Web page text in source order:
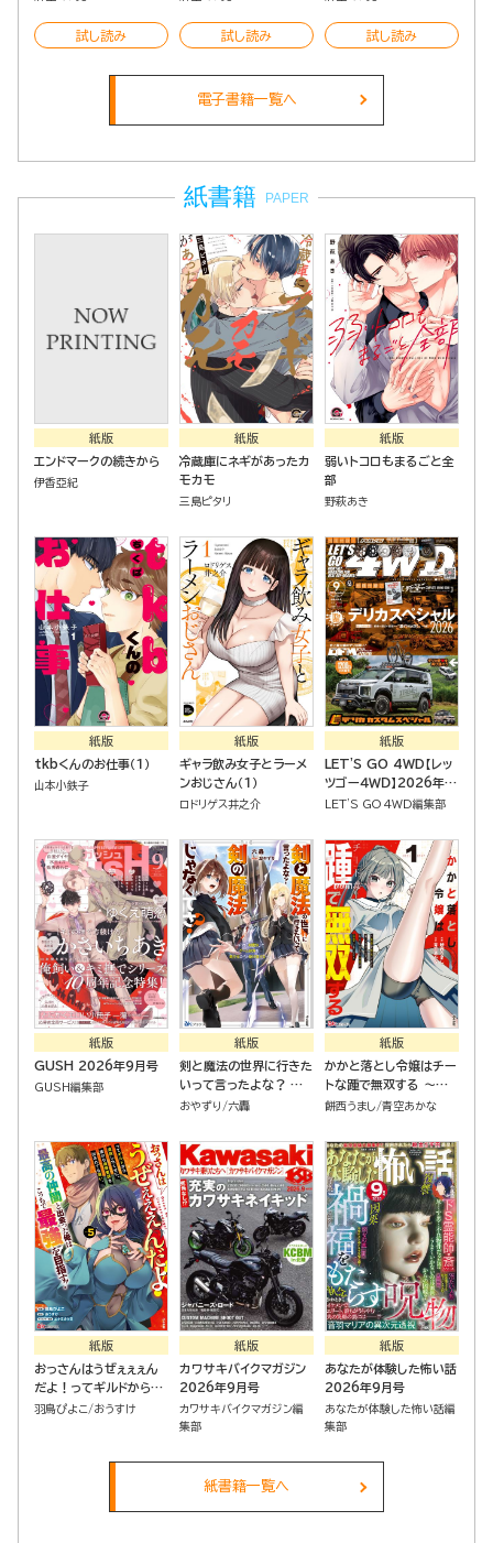
試し読み 試し読み 試し読み
電子書籍一覧へ
紙書籍 PAPER
紙版
エンドマークの続きから
伊香亞紀
紙版
冷蔵庫にネギがあったカ
モカモ
三島ピタリ
紙版
弱いトコロもまるごと全
部
野萩あき
紙版
tkbくんのお仕事（１）
山本小鉄子
紙版
ギャラ飲み女子とラーメ
ンおじさん（１）
ロドリゲス井之介
紙版
LET'S GO 4WD【レッ
ツゴー４ＷＤ】2026年
09月号
LET'S GO 4WD編集部
紙版
GUSH 2026年9月号
GUSH編集部
紙版
剣と魔法の世界に行きた
いって言ったよな？ 剣
の魔法じゃなくてさ？ ～
世界を美少女たちと駆け
抜ける～
おやずり 六轟
紙版
かかと落とし令嬢はチー
トな踵で無双する ～魔
物を即死させて楽しんで
家が崩壊しました～（１）
餅西うまし 青空あかな
紙版
おっさんはうぜぇぇぇん
だよ！ってギルドから追
放したくせに、後から復
た俺はこっちで最強を目
羽鳥ぴよこ おうすけ
紙版
カワサキバイクマガジン
2026年9月号
カワサキバイクマガジン編
集部
紙版
あなたが体験した怖い話
2026年9月号
あなたが体験した怖い話編
集部
紙書籍一覧へ